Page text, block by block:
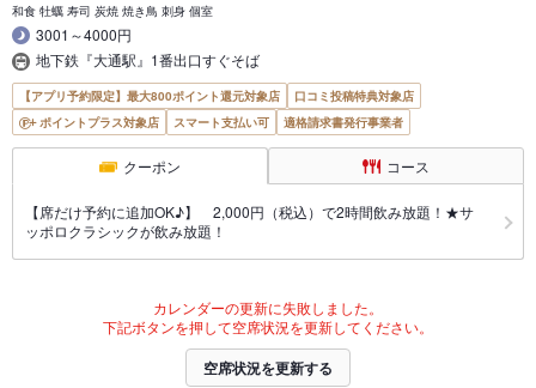
和食 牡蠣 寿司 炭焼 焼き鳥 刺身 個室
3001～4000円
地下鉄『大通駅』1番出口すぐそば
【アプリ予約限定】最大800ポイント還元対象店
口コミ投稿特典対象店
ポイントプラス対象店
スマート支払い可 適格請求書発行事業者
クーポン コース
【席だけ予約に追加OK♪】 2,000円（税込）で2時間飲み放題！★サ
ッポロクラシックが飲み放題！
カレンダーの更新に失敗しました。
下記ボタンを押して空席状況を更新してください。
空席状況を更新する